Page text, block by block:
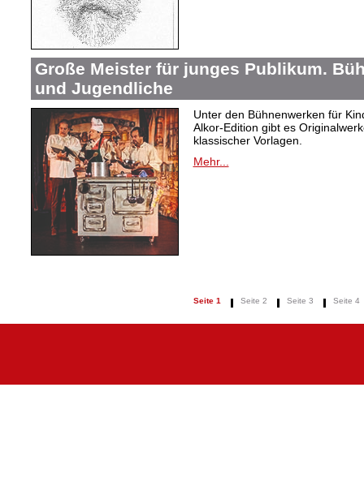
Große Meister für junges Publikum.
und Jugendliche
Unter den Bühnenwerken für
Alkor-Edition gibt es
klassischer Vorlagen.
Mehr...
Seite 1 Seite 2 Seite 3 Seite 4